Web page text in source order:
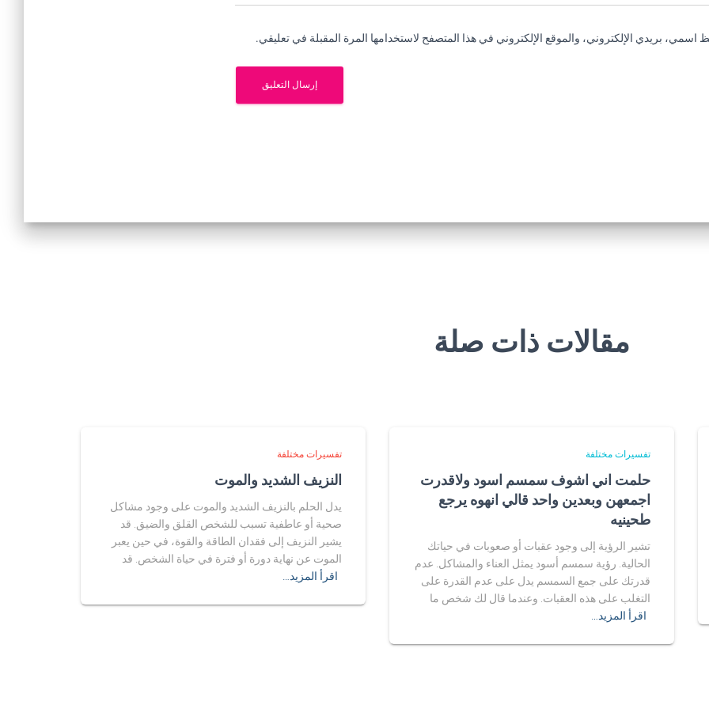
اسمي، بريدي الإلكتروني، والموقع الإلكتروني في هذا المتصفح لاستخدامها المرة المقبلة في تعليقي.
مقالات ذات صلة
تفسيرات مختلفة
حلمت اني اشوف سمسم اسود ولاقدرت
اجمعهن وبعدين واحد قالي انهوه يرجع
طحينيه
تشير الرؤية إلى وجود عقبات أو صعوبات في حياتك
الحالية. رؤية سمسم أسود يمثل العناء والمشاكل. عدم
قدرتك على جمع السمسم يدل على عدم القدرة على
التغلب على هذه العقبات. وعندما قال لك شخص ما
اقرأ المزيد…
تفسيرات مختلفة
النزيف الشديد والموت
يدل الحلم بالنزيف الشديد والموت على وجود مشاكل
صحية أو عاطفية تسبب للشخص القلق والضيق. قد
يشير النزيف إلى فقدان الطاقة والقوة، في حين يعبر
الموت عن نهاية دورة أو فترة في حياة الشخص. قد
اقرأ المزيد…